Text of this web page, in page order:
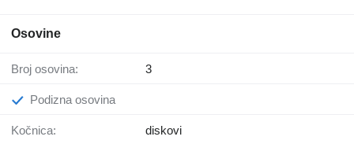
Osovine
Broj osovina: 3
Podizna osovina
Kočnica: diskovi